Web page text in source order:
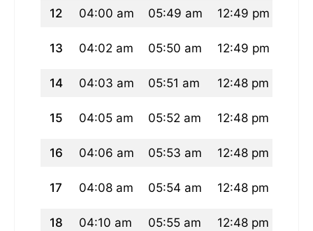
12 04:00 am 05:49 am 12:49 pm
13 04:02 am 05:50 am 12:49 pm
14 04:03 am 05:51 am 12:48 pm
15 04:05 am 05:52 am 12:48 pm
16 04:06 am 05:53 am 12:48 pm
17 04:08 am 05:54 am 12:48 pm
18 04:10 am 05:55 am 12:48 pm